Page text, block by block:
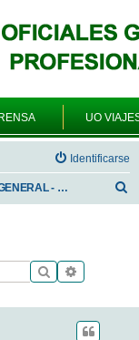
UO
Identificarse
FORO GENERAL - VARIEDADES
r
Buscar